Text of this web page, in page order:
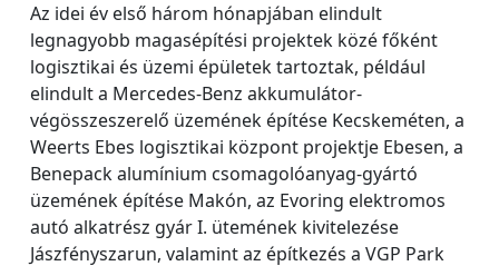
Az idei év első három hónapjában elindult
legnagyobb magasépítési projektek közé főként
logisztikai és üzemi épületek tartoztak, például
elindult a Mercedes-Benz akkumulátor-
végösszeszerelő üzemének építése Kecskeméten, a
Weerts Ebes logisztikai központ projektje Ebesen, a
Benepack alumínium csomagolóanyag-gyártó
üzemének építése Makón, az Evoring elektromos
autó alkatrész gyár I. ütemének kivitelezése
Jászfényszarun, valamint az építkezés a VGP Park